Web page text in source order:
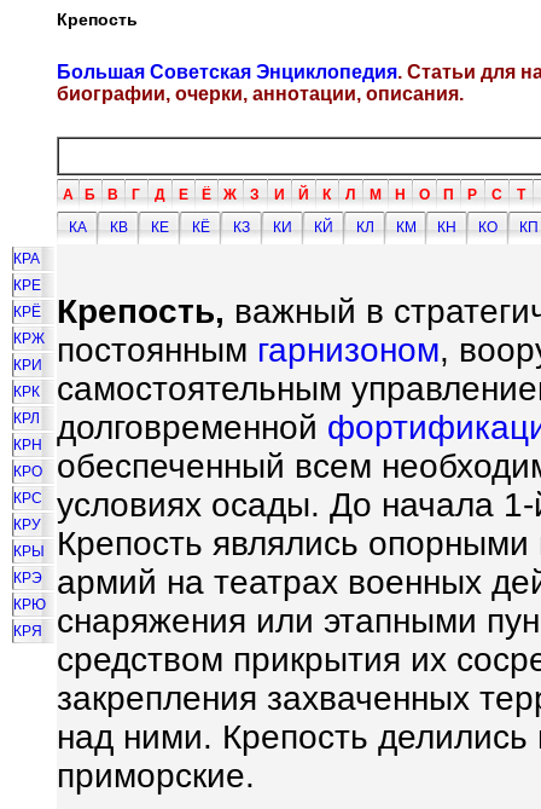
Крепость
Большая Советская Энциклопедия. Статьи для
биографии, очерки, аннотации, описания.
А Б В Г Д Е Ё Ж З И Й К Л М Н О П Р С Т
КА
КВ КЕ КЁ КЗ КИ КЙ КЛ КМ КН КО
КП
КРА
КРЕ
КРЁ
КРЖ
КРИ
КРК
КРЛ
КРН
КРО
КРС
КРУ
КРЫ
КРЭ
КРЮ
КРЯ
Крепость, важный в
постоянным гарнизоном,
самостоятельным
долговременной
обеспеченный всем
условиях осады. До начала
Крепость являлись
армий на театрах военных
снаряжения или этапными
средством прикрытия их
закрепления захваченных
над ними. Крепость
приморские.